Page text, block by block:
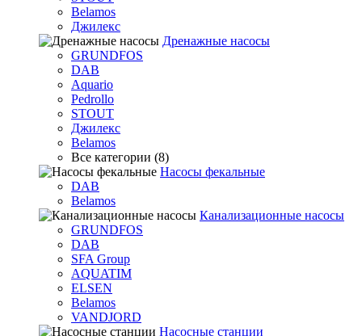
Belamos
Джилекс
Дренажные насосы
GRUNDFOS
DAB
Aquario
Pedrollo
STOUT
Джилекс
Belamos
Все категории (8)
Насосы фекальные
DAB
Belamos
Канализационные насосы
GRUNDFOS
DAB
SFA Group
AQUATIM
ELSEN
Belamos
VANDJORD
Насосные станции